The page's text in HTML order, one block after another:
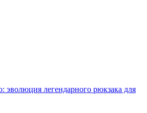
эволюция легендарного рюкзака для